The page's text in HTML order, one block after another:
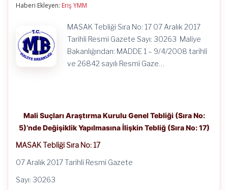
Tebliğ
(Sıra
No:
17)
Haberi Ekleyen: Eriş YMM
MASAK Tebliği Sıra No: 17 07 Aralık 2017
Tarihli Resmi Gazete Sayı: 30263 Maliye
Bakanlığından: MADDE 1 – 9/4/2008 tarihli
ve 26842 sayılı Resmî Gaze…
Mali Suçları Araştırma Kurulu Genel Tebliği (Sıra No:
5)’nde Değişiklik Yapılmasına İlişkin Tebliğ (Sıra No: 17)
MASAK Tebliği Sıra No: 17
07 Aralık 2017 Tarihli Resmi Gazete
Sayı: 30263